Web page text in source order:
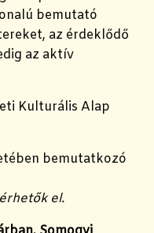
bemutató
az érdeklődő
az aktív
Kulturális Alap
bemutatkozó
el.